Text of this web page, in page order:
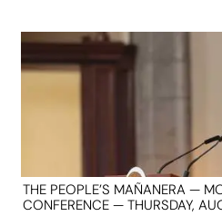
THE PEOPLE’S MAÑANERA —
CONFERENCE — THURSDAY,